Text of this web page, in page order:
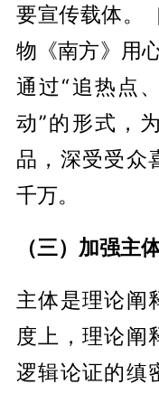
要宣传载体。
物《南方》用
通过“追热点
动”的形式，
品，深受受众
千万。
（三）加强主
主体是理论阐
度上，理论阐
逻辑论证的缜